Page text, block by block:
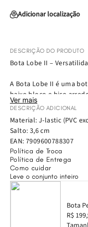
Adicionar localização
DESCRIÇÃO DO PRODUTO
Bota Lobe II –
A Bota Lobe II é uma
baixo bloco e bico
praticidade, conforto e
abertura de zíper na
palmilha super macia
Com contornos
II é versátil e urbana,
trabalho, faculdade ou
rápido para qualquer
Ver mais
DESCRIÇÃO ADICIONAL
Material: J-lastic (PVC
Salto: 3,6 cm
EAN: 7909600788307
Política de Troca
Política de Entrega
Como cuidar
Leve o conjunto inteiro
Bota
R$